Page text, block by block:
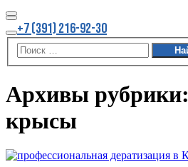
Найти
Больше
информации
Главное
меню
+7 (391) 216-92-30
Архивы рубрики:
крысы